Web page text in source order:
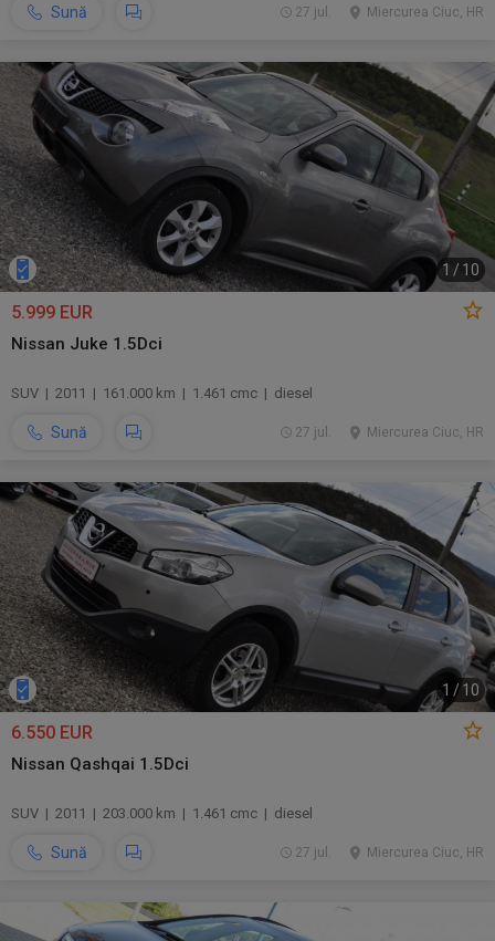
Sună Miercurea Ciuc, HR
27 jul.
1 / 10
5.999 EUR
Nissan Juke 1.5Dci
SUV | 2011 | 161.000 km | 1.461 cmc | diesel
Sună Miercurea Ciuc, HR
27 jul.
1 / 10
6.550 EUR
Nissan Qashqai 1.5Dci
SUV | 2011 | 203.000 km | 1.461 cmc | diesel
Sună Miercurea Ciuc, HR
27 jul.